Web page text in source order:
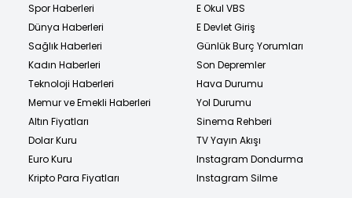
Spor Haberleri
Dünya Haberleri
Sağlık Haberleri
Kadın Haberleri
Teknoloji Haberleri
Memur ve Emekli Haberleri
Altın Fiyatları
Dolar Kuru
Euro Kuru
Kripto Para Fiyatları
E Okul VBS
E Devlet Giriş
Günlük Burç Yorumları
Son Depremler
Hava Durumu
Yol Durumu
Sinema Rehberi
TV Yayın Akışı
Instagram Dondurma
Instagram Silme